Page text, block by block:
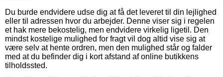
Du burde endvidere udse dig at få det leveret til din lejlighed
eller til adressen hvor du arbejder. Denne viser sig i regelen
et hak mere bekostelig, men endvidere virkelig ligetil. Den
mindst kostelige mulighed for fragt vil dog altid vise sig at
være selv at hente ordren, men den mulighed står og falder
med at du befinder dig i kort afstand af online butikkens
tilholdssted.